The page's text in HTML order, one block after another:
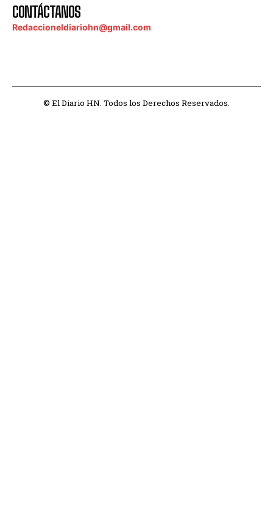
CONTÁCTANOS
Redaccioneldiariohn@gmail.com
© El Diario HN. Todos los Derechos Reservados.